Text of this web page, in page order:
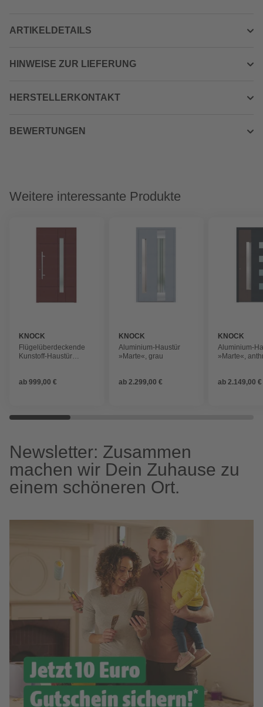
ARTIKELDETAILS
HINWEISE ZUR LIEFERUNG
HERSTELLERKONTAKT
BEWERTUNGEN
Weitere interessante Produkte
KNOCK
Flügelüberdeckende
Kunstoff-Haustür
ab 999,00 €
KNOCK
Aluminium-Haustür
»Marte«, grau
ab 2.299,00 €
KNOCK
Aluminium-
»Marte«,
ab2.149,00 €
Newsletter: Zusammen
machen wir Dein Zuhause zu
einem schöneren Ort.